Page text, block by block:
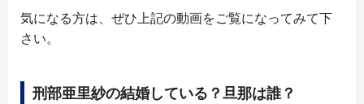
気になる方は、ぜひ上記の動画をご覧になってみて下
さい。
刑部亜里紗の結婚している？旦那は誰？